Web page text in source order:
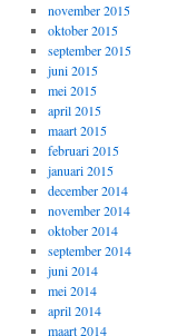
november 2015
oktober 2015
september 2015
juni 2015
mei 2015
april 2015
maart 2015
februari 2015
januari 2015
december 2014
november 2014
oktober 2014
september 2014
juni 2014
mei 2014
april 2014
maart 2014